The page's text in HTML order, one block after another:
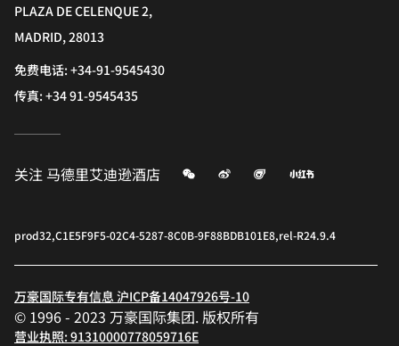
PLAZA DE CELENQUE 2,
MADRID, 28013
免费电话:+34-91-9545430
传真:+34 91-9545435
关注 马德里艾迪逊酒店 微信 微博 飞猪 小红书
prod32,C1E5F9F5-02C4-5287-8C0B-9F88BDB101E8,rel-R24.9.4
万豪国际专有信息 沪ICP备14047926号-10
© 1996 - 2023 万豪国际集团. 版权所有
营业执照: 91310000778059716E